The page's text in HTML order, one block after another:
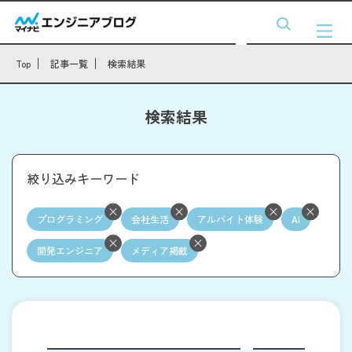
Top 記事一覧 検索結果
検索結果
絞り込みキーワード
プログラミング 会社生活 アルバイト体験 AI
開発エンジニア メディア掲載